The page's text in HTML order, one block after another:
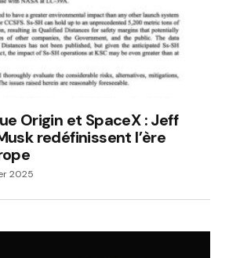
Origin et SpaceX : Jeff
redéfinissent l’ère
2025